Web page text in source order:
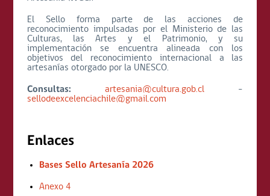
El Sello forma parte de las acciones de
reconocimiento impulsadas por el Ministerio de las
Culturas, las Artes y el Patrimonio, y su
implementación se encuentra alineada con los
objetivos del reconocimiento internacional a las
artesanías otorgado por la UNESCO.
Consultas: artesania@cultura.gob.cl –
sellodeexcelenciachile@gmail.com
Enlaces
Bases Sello Artesanía 2026
Anexo 4